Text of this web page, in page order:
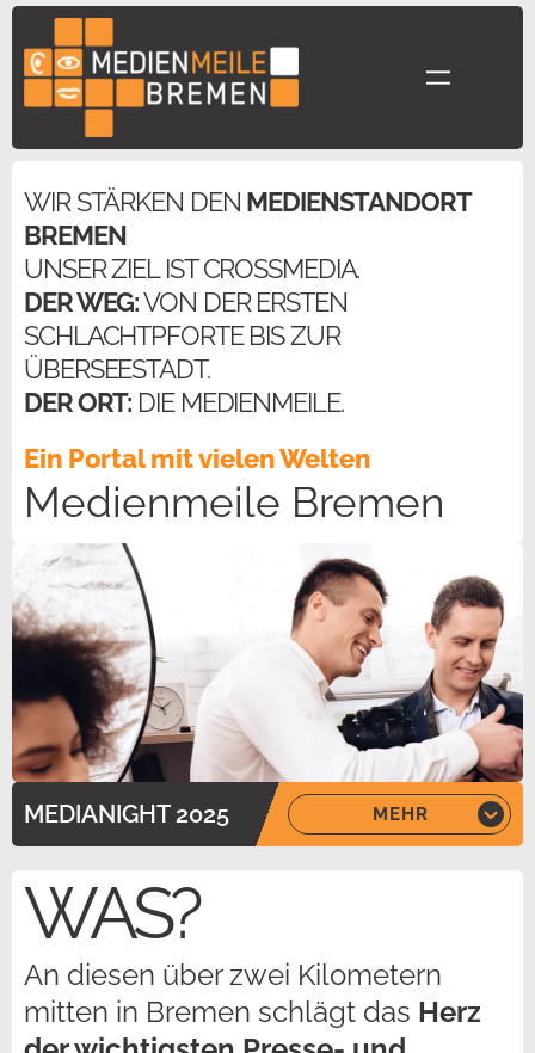
Zum
Inhalt
springen
WIR STÄRKEN DEN MEDIENSTANDORT
BREMEN
UNSER ZIEL IST CROSSMEDIA.
DER WEG:VON DER ERSTEN
SCHLACHTPFORTE BIS ZUR
ÜBERSEESTADT.
DER ORT: DIE MEDIENMEILE.
Ein Portal mit vielen Welten
Medienmeile Bremen
MEDIANIGHT 2025 MEHR
WAS?
An diesen über zwei Kilometern
mitten in Bremen schlägt das Herz